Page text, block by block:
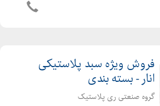
فروش ویژه سبد پلاستیکی
انار - بسته بندی
گروه صنعتی ری پلاستیک